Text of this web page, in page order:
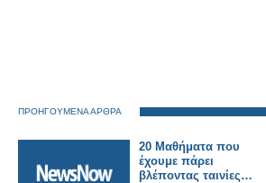
ΠΡΟΗΓΟΥΜΕΝΑ ΑΡΘΡΑ
20 Μαθήματα που
έχουμε πάρει
βλέποντας ταινίες…